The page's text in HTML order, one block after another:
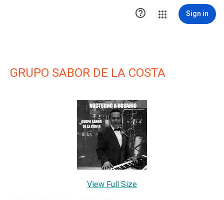
 Sign in
GRUPO SABOR DE LA COSTA
View Full Size